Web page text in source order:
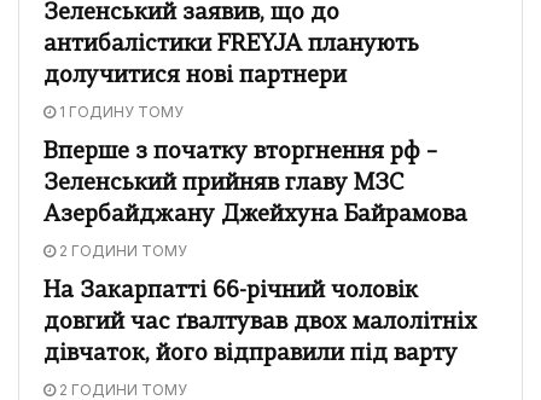
Зеленський заявив, що до
антибалістики FREYJA планують
долучитися нові партнери
1 ГОДИНУ ТОМУ
Вперше з початку вторгнення рф –
Зеленський прийняв главу МЗС
Азербайджану Джейхуна Байрамова
2 ГОДИНИ ТОМУ
На Закарпатті 66-річний чоловік
довгий час ґвалтував двох малолітніх
дівчаток, його відправили під варту
2 ГОДИНИ ТОМУ